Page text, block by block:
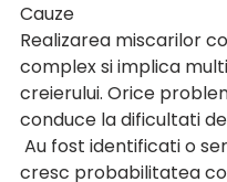
Cauze
Realizarea miscarilor
complex si implica
creierului. Orice
conduce la dificultati
cresc probabilitatea